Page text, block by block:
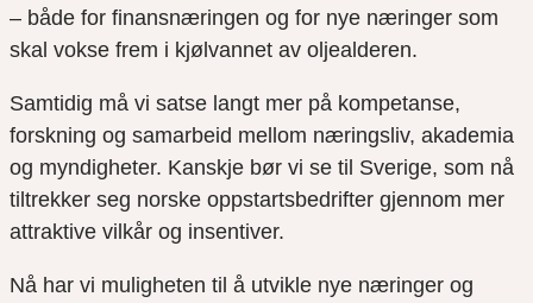
– både for finansnæringen og for nye næringer som
skal vokse frem i kjølvannet av oljealderen.
Samtidig må vi satse langt mer på kompetanse,
forskning og samarbeid mellom næringsliv, akademia
og myndigheter. Kanskje bør vi se til Sverige, som nå
tiltrekker seg norske oppstartsbedrifter gjennom mer
attraktive vilkår og insentiver.
Nå har vi muligheten til å utvikle nye næringer og